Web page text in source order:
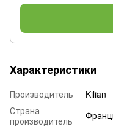
Характеристики
Производитель
Kilian
Страна
производитель